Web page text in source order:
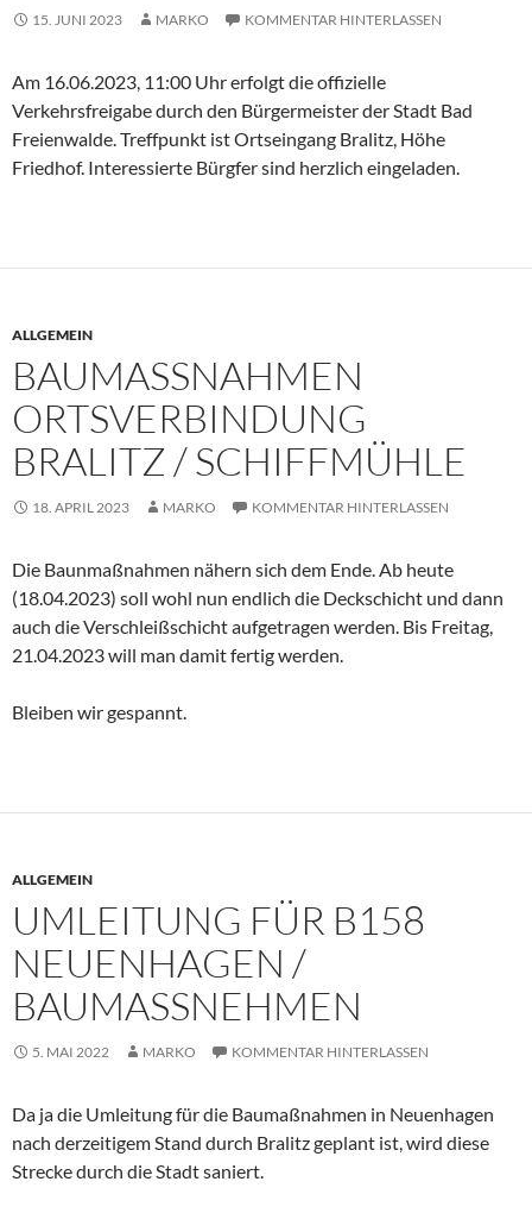
15. JUNI 2023 MARKO KOMMENTAR HINTERLASSEN
Am 16.06.2023, 11:00 Uhr erfolgt die offizielle
Verkehrsfreigabe durch den Bürgermeister der Stadt Bad
Freienwalde. Treffpunkt ist Ortseingang Bralitz, Höhe
Friedhof. Interessierte Bürgfer sind herzlich eingeladen.
ALLGEMEIN
BAUMASSNAHMEN O
RTSVERBINDUNG B
RALITZ / SCHIFFMÜHLE
18. APRIL 2023 MARKO KOMMENTAR HINTERLASSEN
Die Baunmaßnahmen nähern sich dem Ende. Ab heute
(18.04.2023) soll wohl nun endlich die Deckschicht und dann
auch die Verschleißschicht aufgetragen werden. Bis Freitag,
21.04.2023 will man damit fertig werden.
Bleiben wir gespannt.
ALLGEMEIN
UMLEITUNG FÜR B158
NEUENHAGEN /
BAUMASSNEHMEN
5. MAI 2022 MARKO KOMMENTAR HINTERLASSEN
Da ja die Umleitung für die Baumaßnahmen in Neuenhagen
nach derzeitigem Stand durch Bralitz geplant ist, wird diese
Strecke durch die Stadt saniert.